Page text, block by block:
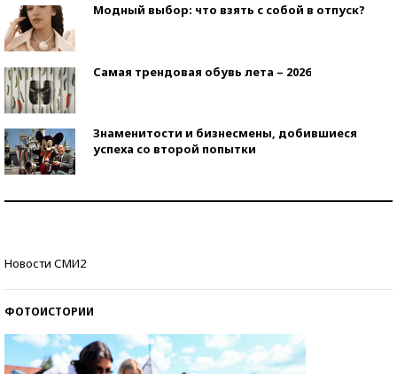
Модный выбор: что взять с собой в отпуск?
Самая трендовая обувь лета – 2026
Знаменитости и бизнесмены, добившиеся
успеха со второй попытки
Новости СМИ2
ФОТОИСТОРИИ